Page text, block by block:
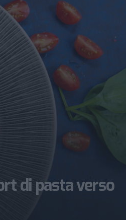
di pasta verso